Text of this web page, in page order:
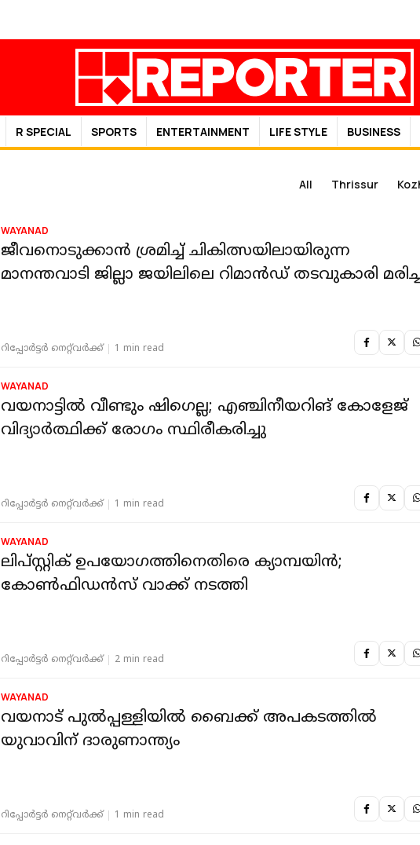
R SPECIAL SPORTS ENTERTAINMENT LIFE STYLE BUSINESS
All Thrissur
WAYANAD
ജീവനൊടുക്കാൻ ശ്രമിച്ച് ചികിത്സയിലായിരുന്ന
മാനന്തവാടി ജില്ലാ ജയിലിലെ റിമാൻഡ് തടവുകാരി
റിപ്പോർട്ടർ നെറ്റ്‌വര്‍ക്ക്‌ 1 min read
WAYANAD
വയനാട്ടില്‍ വീണ്ടും ഷിഗെല്ല; എഞ്ചിനീയറിങ് കോളേജ്
വിദ്യാര്‍ത്ഥിക്ക് രോഗം സ്ഥിരീകരിച്ചു
റിപ്പോർട്ടർ നെറ്റ്‌വര്‍ക്ക്‌ 1 min read
WAYANAD
ലിപ്സ്റ്റിക് ഉപയോഗത്തിനെതിരെ ക്യാമ്പയിന്‍;
കോണ്‍ഫിഡന്‍സ് വാക്ക് നടത്തി
റിപ്പോർട്ടർ നെറ്റ്‌വര്‍ക്ക്‌ 2 min read
WAYANAD
വയനാട് പുല്‍പ്പള്ളിയില്‍ ബൈക്ക് അപകടത്തില്‍
യുവാവിന് ദാരുണാന്ത്യം
റിപ്പോർട്ടർ നെറ്റ്‌വര്‍ക്ക്‌ 1 min read